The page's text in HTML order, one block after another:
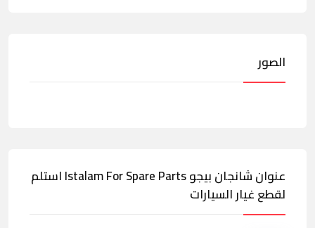
الصور
عنوان شانجان بيجو Istalam For Spare Parts استلم
لقطع غيار السيارات